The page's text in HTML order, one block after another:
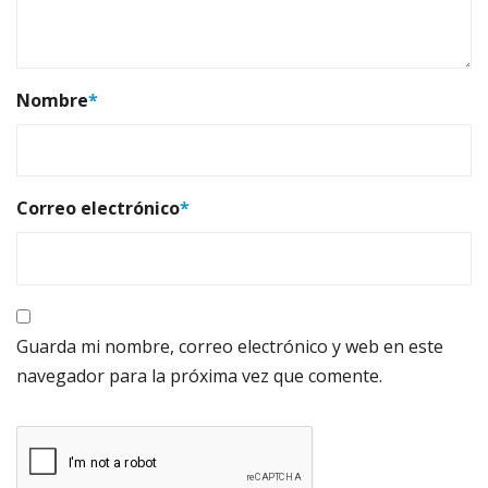
Nombre*
Correo electrónico*
Guarda mi nombre, correo electrónico y web en este
navegador para la próxima vez que comente.